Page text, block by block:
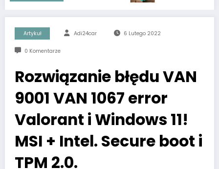
Artykuł Adi24car 6 Lutego 2022
0 Komentarze
Rozwiązanie błędu VAN
9001 VAN 1067 error
Valorant i Windows 11!
MSI + Intel. Secure boot i
TPM 2.0.